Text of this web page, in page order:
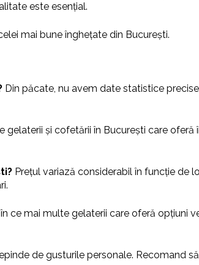
este esențial.
mai bune înghețate din București.
Din păcate, nu avem date statistice
gelaterii și cofetării în București care
Prețul variază considerabil în funcție de
în ce mai multe gelaterii care oferă opțiuni
de gusturile personale. Recomand